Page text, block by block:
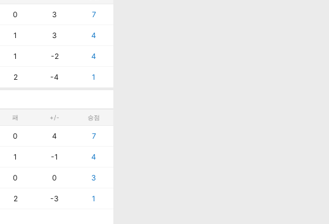
0 3 7
1 3 4
1 -2 4
2 -4 1
패 +/- 승점
0 4 7
1 -1 4
0 0 3
2 -3 1